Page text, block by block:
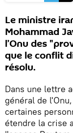
Le ministre
Mohammad
l’Onu des
que le conflit
résolu.
Dans une lettre
général de
certaines
étendre la crise